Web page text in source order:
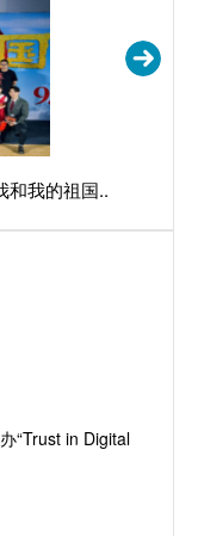
我的祖国...
“Trust in Digital